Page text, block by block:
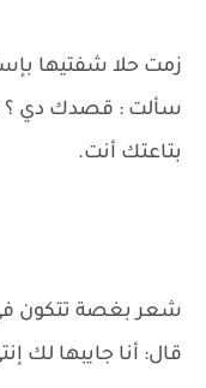
زمت حلا شفتيها
سألت : قصدك دي ؟
بتاعتك أنت.
شعر بغصة تتكون
قال: أنا جايبها لك